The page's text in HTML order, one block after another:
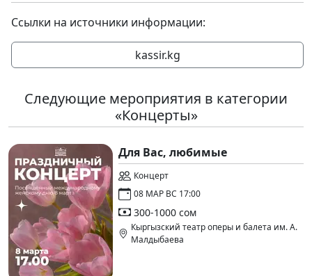
Ссылки на источники информации:
kassir.kg
Следующие мероприятия в категории
«Концерты»
Для Вас, любимые
Концерт
08 МАР ВС 17:00
300-1000 сом
Кыргызский театр оперы и балета им. А.
Малдыбаева